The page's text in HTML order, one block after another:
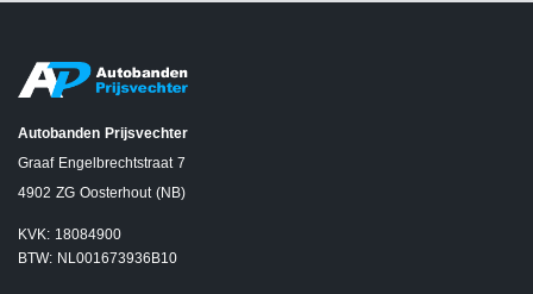
Autobanden Prijsvechter
Graaf Engelbrechtstraat 7
4902 ZG Oosterhout (NB)
KVK: 18084900
BTW: NL001673936B10